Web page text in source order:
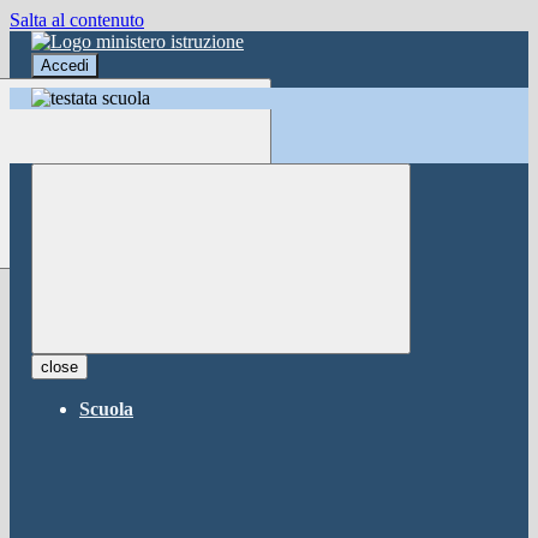
Salta al contenuto
Accedi
Accedi
button close ×
close
Scuola